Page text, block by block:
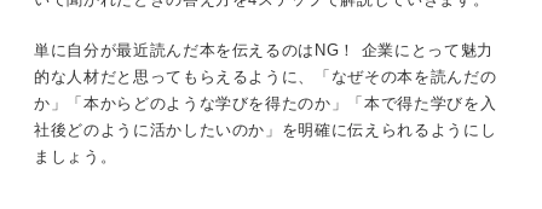
単に自分が最近読んだ本を伝えるのはNG！ 企業にとって魅力
的な人材だと思ってもらえるように、「なぜその本を読んだの
か」「本からどのような学びを得たのか」「本で得た学びを入
社後どのように活かしたいのか」を明確に伝えられるようにし
ましょう。